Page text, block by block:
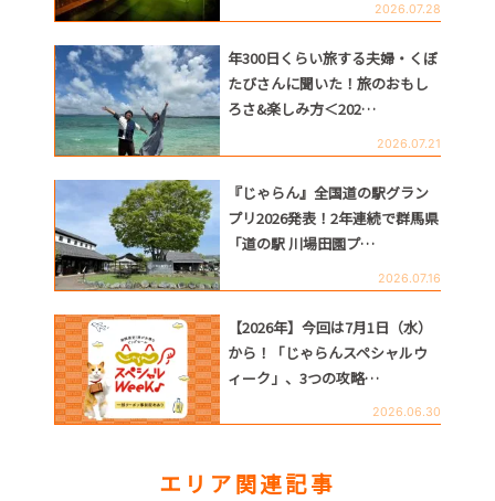
2026.07.28
年300日くらい旅する夫婦・くぼ
たびさんに聞いた！旅のおもし
ろさ&楽しみ方＜202…
2026.07.21
『じゃらん』全国道の駅グラン
プリ2026発表！2年連続で群馬県
「道の駅 川場田園プ…
2026.07.16
【2026年】今回は7月1日（水）
から！「じゃらんスペシャルウ
ィーク」、3つの攻略…
2026.06.30
エリア関連記事